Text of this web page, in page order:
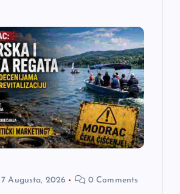
7 Augusta, 2026 0 Comments